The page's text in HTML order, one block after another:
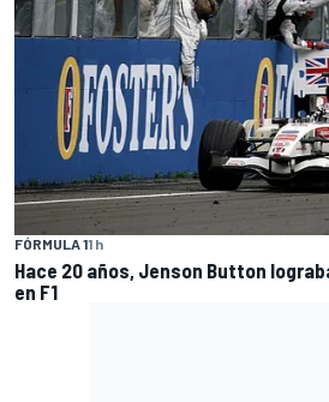
FÓRMULA 11 h
Hace 20 años, Jenson Button
en F1